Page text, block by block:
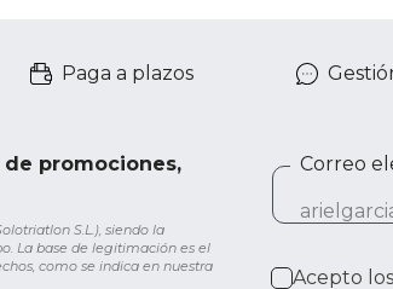
Paga a plazos
promociones,
S.L.), siendo la
La base de legitimación es el
como se indica en nuestra
Correo
Acepto los